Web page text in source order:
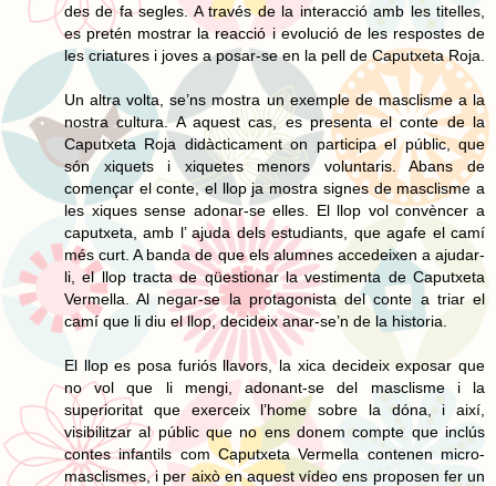
des de fa segles. A través de la interacció amb les titelles,
es pretén mostrar la reacció i evolució de les respostes de
les criatures i joves a posar-se en la pell de Caputxeta Roja.
Un altra volta, se’ns mostra un exemple de masclisme a la
nostra cultura. A aquest cas, es presenta el conte de la
Caputxeta Roja didàcticament on participa el públic, que
són xiquets i xiquetes menors voluntaris. Abans de
començar el conte, el llop ja mostra signes de masclisme a
les xiques sense adonar-se elles. El llop vol convèncer a
caputxeta, amb l’ ajuda dels estudiants, que agafe el camí
més curt. A banda de que els alumnes accedeixen a ajudar-
li, el llop tracta de qüestionar la vestimenta de Caputxeta
Vermella. Al negar-se la protagonista del conte a triar el
camí que li diu el llop, decideix anar-se’n de la historia.
El llop es posa furiós llavors, la xica decideix exposar que
no vol que li mengi, adonant-se del masclisme i la
superioritat que exerceix l’home sobre la dóna, i així,
visibilitzar al públic que no ens donem compte que inclús
contes infantils com Caputxeta Vermella contenen micro-
masclismes, i per això en aquest vídeo ens proposen fer un